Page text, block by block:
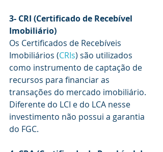
3- CRI (Certificado de Recebível
Imobiliário)
Os Certificados de Recebíveis
Imobiliários (CRIs) são utilizados
como instrumento de captação de
recursos para financiar as
transações do mercado imobiliário.
Diferente do LCI e do LCA nesse
investimento não possui a garantia
do FGC.